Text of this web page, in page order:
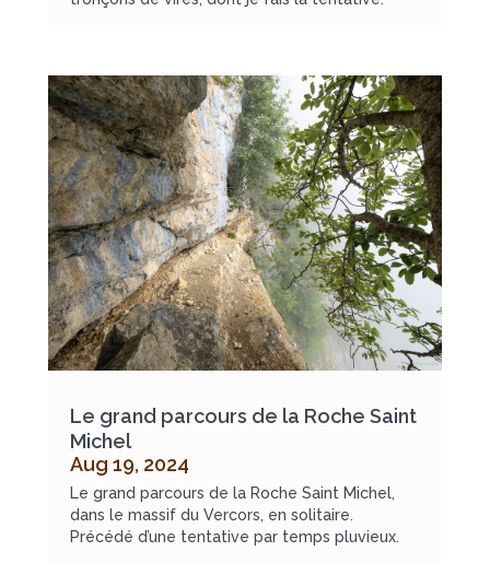
Le grand parcours de la Roche Saint
Michel
Aug 19, 2024
Le grand parcours de la Roche Saint Michel,
dans le massif du Vercors, en solitaire.
Précédé d’une tentative par temps pluvieux.